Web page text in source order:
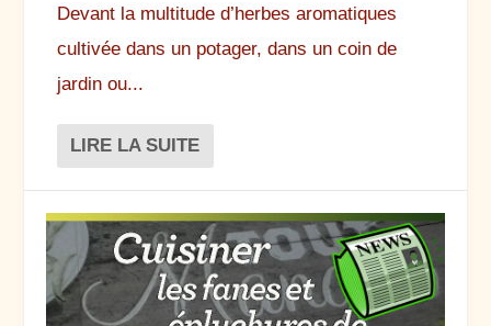
Devant la multitude d’herbes aromatiques
cultivée dans un potager, dans un coin de
jardin ou...
LIRE LA SUITE